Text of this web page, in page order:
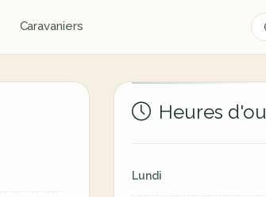
Caravaniers
Heures
Lundi